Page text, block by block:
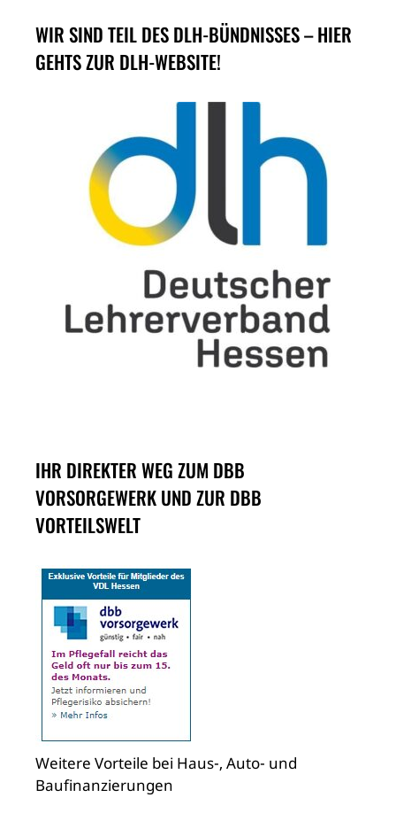
WIR SIND TEIL DES DLH-BÜNDNISSES – HIER
GEHTS ZUR DLH-WEBSITE!
IHR DIREKTER WEG ZUM DBB
VORSORGEWERK UND ZUR DBB
VORTEILSWELT
Weitere Vorteile bei Haus-, Auto- und
Baufinanzierungen